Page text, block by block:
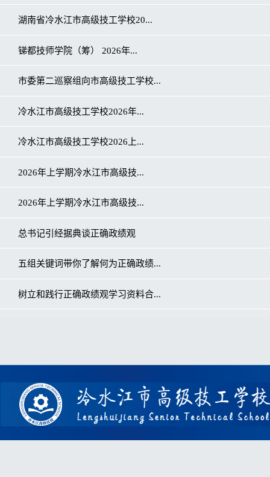
湖南省冷水江市高级技工学校20...
锑都技师学院（筹） 2026年...
市委第二巡察组向市高级技工学校...
冷水江市高级技工学校2026年...
冷水江市高级技工学校2026上...
2026年上学期冷水江市高级技...
2026年上学期冷水江市高级技...
总书记引经据典谈正确政绩观
五组关键词带你了解何为正确政绩...
树立和践行正确政绩观学习资料合...